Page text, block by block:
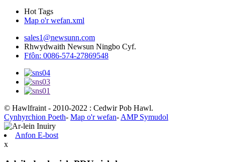
Hot Tags
Map o'r wefan.xml
sales1@newsunn.com
Rhwydwaith Newsun Ningbo Cyf.
Ffôn: 0086-574-27869548
© Hawlfraint - 2010-2022 : Cedwir Pob Hawl.
Cynhyrchion Poeth- Map o'r wefan- AMP Symudol
Anfon E-bost
x